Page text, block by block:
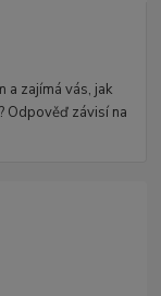
a zajímá vás, jak
Odpověď závisí na